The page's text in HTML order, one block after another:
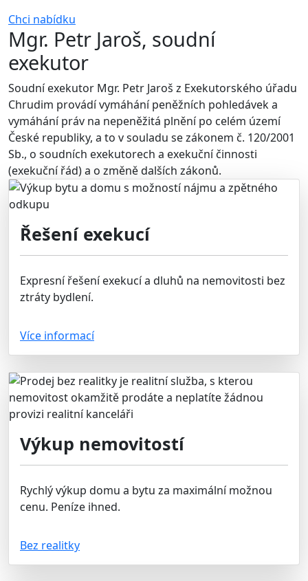
Chci nabídku
Mgr. Petr Jaroš, soudní
exekutor
Soudní exekutor Mgr. Petr Jaroš z Exekutorského úřadu
Chrudim provádí vymáhání peněžních pohledávek a
vymáhání práv na nepeněžitá plnění po celém území
České republiky, a to v souladu se zákonem č. 120/2001
Sb., o soudních exekutorech a exekuční činnosti
(exekuční řád) a o změně dalších zákonů.
Řešení exekucí
Expresní řešení exekucí a dluhů na nemovitosti bez
ztráty bydlení.
Více informací
Výkup nemovitostí
Rychlý výkup domu a bytu za maximální možnou
cenu. Peníze ihned.
Bez realitky